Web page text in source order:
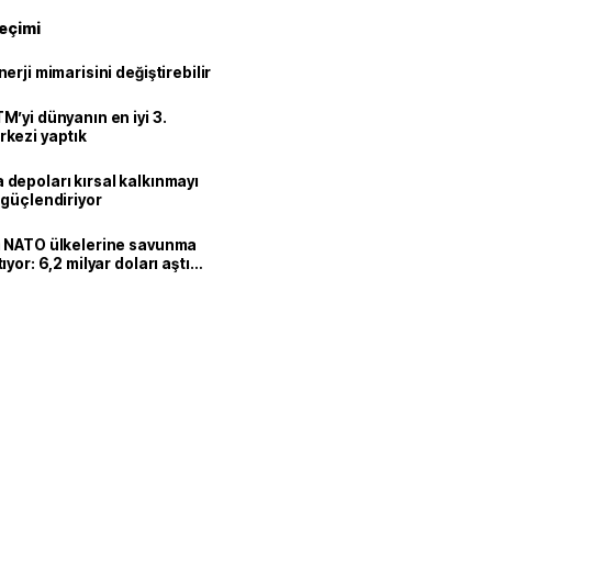
mimarisini değiştirebilir
dünyanın en iyi 3.
yaptık
kırsal kalkınmayı
güçlendiriyor
ülkelerine savunma
6,2 milyar doları aştı